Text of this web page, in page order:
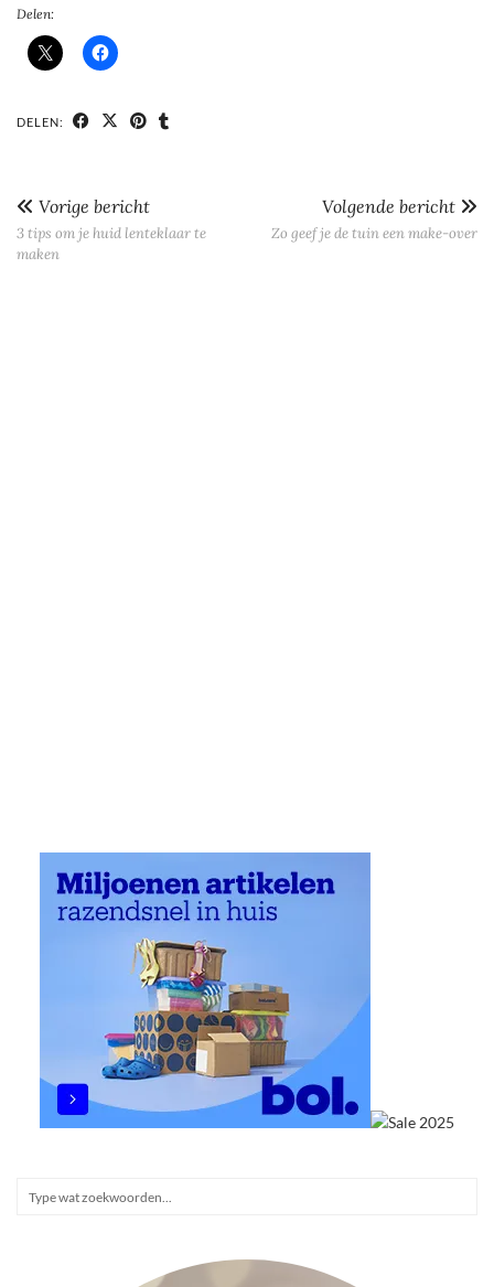
Delen:
DELEN:
Vorige bericht
3 tips om je huid lenteklaar te
maken
Volgende bericht
Zo geef je de tuin een make-over